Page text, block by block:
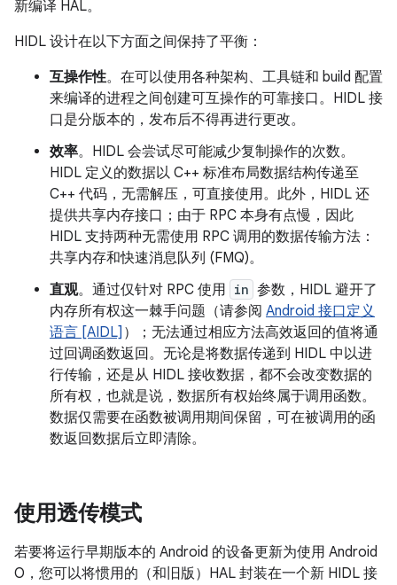
新编译 HAL。
HIDL 设计在以下方面之间保持了平衡：
互操作性。在可以使用各种架构、工具链和 build 配置
来编译的进程之间创建可互操作的可靠接口。HIDL 接
口是分版本的，发布后不得再进行更改。
效率。HIDL 会尝试尽可能减少复制操作的次数。
HIDL 定义的数据以 C++ 标准布局数据结构传递至
C++ 代码，无需解压，可直接使用。此外，HIDL 还
提供共享内存接口；由于 RPC 本身有点慢，因此
HIDL 支持两种无需使用 RPC 调用的数据传输方法：
共享内存和快速消息队列 (FMQ)。
直观。通过仅针对 RPC 使用 in 参数，HIDL 避开了
内存所有权这一棘手问题（请参阅 Android 接口定义
语言 [AIDL] ）；无法通过相应方法高效返回的值将通
过回调函数返回。无论是将数据传递到 HIDL 中以进
行传输，还是从 HIDL 接收数据，都不会改变数据的
所有权，也就是说，数据所有权始终属于调用函数。
数据仅需要在函数被调用期间保留，可在被调用的函
数返回数据后立即清除。
使用透传模式
若要将运行早期版本的 Android 的设备更新为使用 Android
O，您可以将惯用的（和旧版）HAL 封装在一个新 HIDL 接